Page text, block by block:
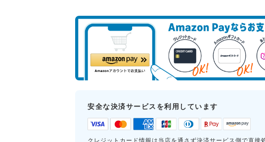
安全な決済サービスを利用しています
クレジットカード情報は当店を通さず決済サービス側で直接